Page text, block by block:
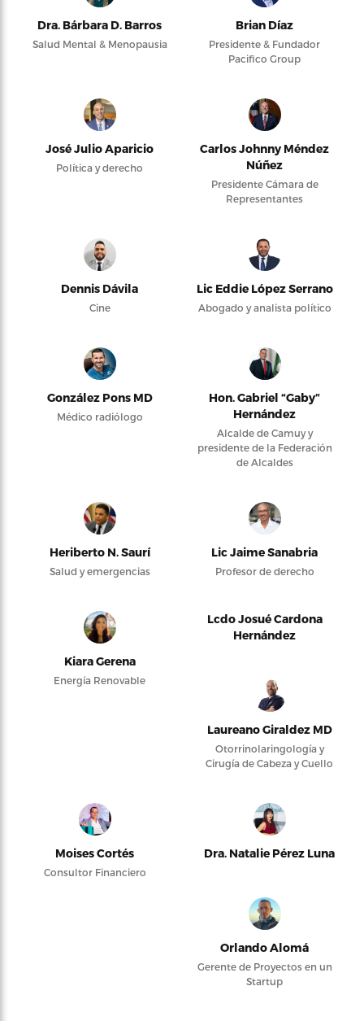
Dra. Bárbara D. Barros
Salud Mental & Menopausia
Brian Díaz
Presidente & Fundador
Pacifico Group
José Julio Aparicio
Política y derecho
Carlos Johnny Méndez
Núñez
Presidente Cámara de
Representantes
Dennis Dávila
Cine
Lic Eddie López Serrano
Abogado y analista político
González Pons MD
Médico radiólogo
Hon. Gabriel “Gaby”
Hernández
Alcalde de Camuy y
presidente de la Federación
de Alcaldes
Heriberto N. Saurí
Salud y emergencias
Lic Jaime Sanabria
Profesor de derecho
Kiara Gerena
Energía Renovable
Lcdo Josué Cardona
Hernández
Laureano Giraldez MD
Otorrinolaringología y
Cirugía de Cabeza y Cuello
Moises Cortés
Consultor Financiero
Dra. Natalie Pérez Luna
Orlando Alomá
Gerente de Proyectos en un
Startup